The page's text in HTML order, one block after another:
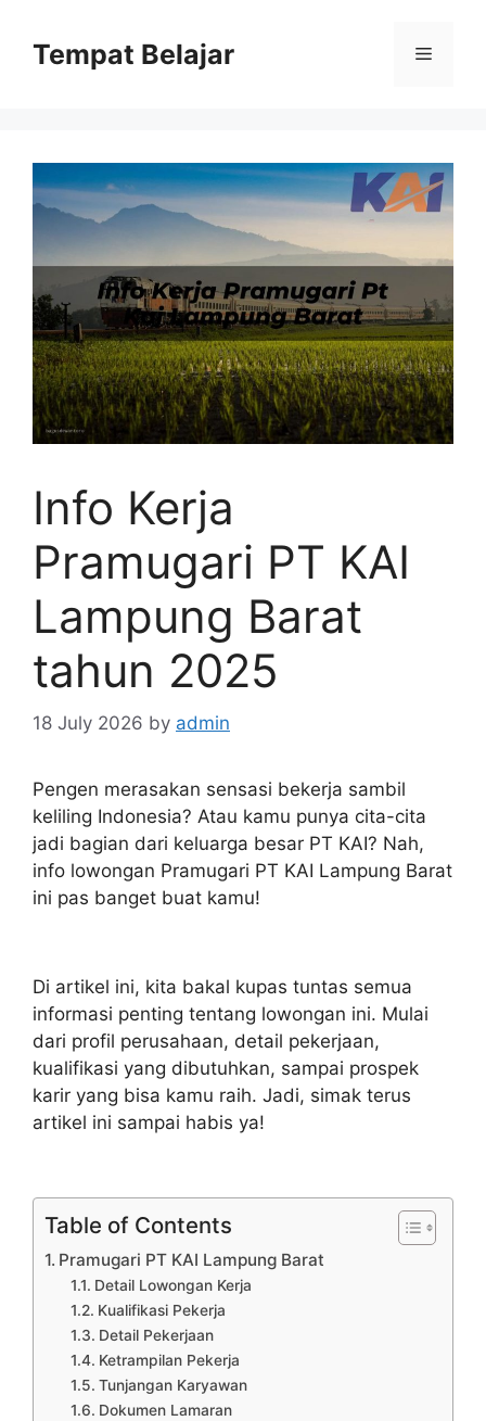
contentTempat Belajar Menu
Info Kerja
Pramugari PT KAI
Lampung Barat
tahun 2025
18 July 2026 by admin
Pengen merasakan sensasi bekerja sambil
keliling Indonesia? Atau kamu punya cita-cita
jadi bagian dari keluarga besar PT KAI? Nah,
info lowongan Pramugari PT KAI Lampung Barat
ini pas banget buat kamu!
Di artikel ini, kita bakal kupas tuntas semua
informasi penting tentang lowongan ini. Mulai
dari profil perusahaan, detail pekerjaan,
kualifikasi yang dibutuhkan, sampai prospek
karir yang bisa kamu raih. Jadi, simak terus
artikel ini sampai habis ya!
Table of Contents
Pramugari PT KAI Lampung Barat
Detail Lowongan Kerja
Kualifikasi Pekerja
Detail Pekerjaan
Ketrampilan Pekerja
Tunjangan Karyawan
Dokumen Lamaran